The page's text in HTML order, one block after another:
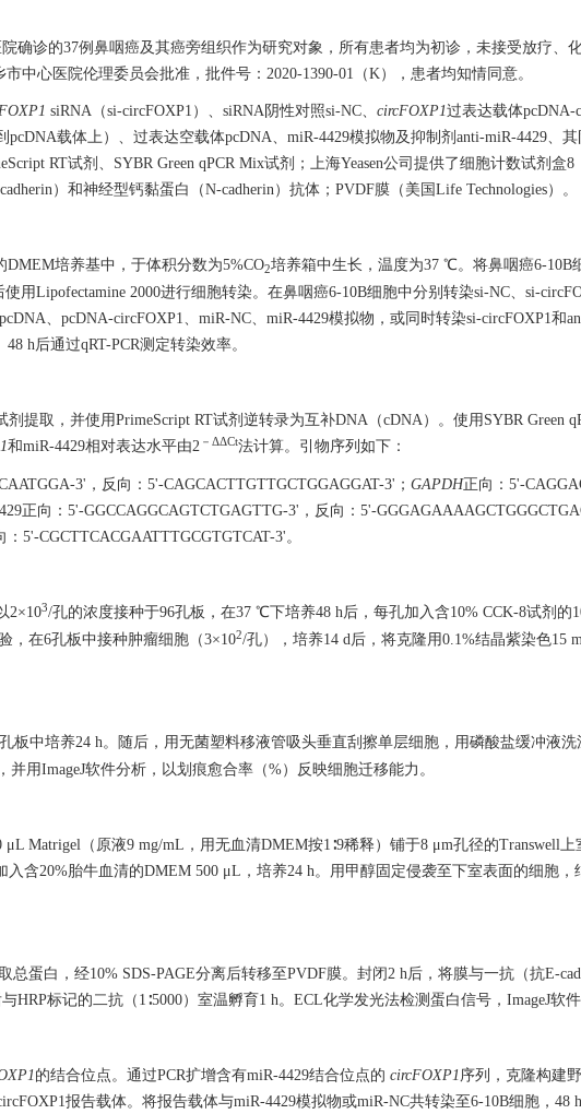
确诊的37例鼻咽癌及其癌旁组织作为研究对象，所有患者均为初诊，未接受放疗、
中心医院伦理委员会批准，批件号：2020-1390-01（K），患者均知情同意。
siRNA（si-circFOXP1）、siRNA阴性对照si-NC、 circFOXP1过表达载体pcDNA-
pcDNA载体上）、过表达空载体pcDNA、miR-4429模拟物及抑制剂anti-miR-4429、
RT试剂、SYBR Green qPCR Mix试剂；上海Yeasen公司提供了细胞计数试剂盒8
）和神经型钙黏蛋白（N-cadherin）抗体；PVDF膜（美国Life Technologies）。
培养基中，于体积分数为5%CO2培养箱中生长，温度为37 ℃。将鼻咽癌6-10B
用Lipofectamine 2000进行细胞转染。在鼻咽癌6-10B细胞中分别转染si-NC、si-
、pcDNA-circFOXP1、miR-NC、miR-4429模拟物，或同时转染si-circFOXP1和
h后通过qRT-PCR测定转染效率。
提取，并使用PrimeScript RT试剂逆转录为互补DNA（cDNA）。使用SYBR Green
和miR-4429相对表达水平由2 －ΔΔCt法计算。引物序列如下：
3'，反向：5'-CAGCACTTGTTGCTGGAGGAT-3'； GAPDH正向：5'-
正向：5'-GGCCAGGCAGTCTGAGTTG-3'，反向：5'-
5'-CGCTTCACGAATTTGCGTGTCAT-3'。
2×103/孔的浓度接种于96孔板，在37 ℃下培养48 h后，每孔加入含10% CCK-8试剂的
，在6孔板中接种肿瘤细胞（3×102/孔），培养14 d后，将克隆用0.1%结晶紫染色15
板中培养24 h。随后，用无菌塑料移液管吸头垂直刮擦单层细胞，用磷酸盐缓冲液
用ImageJ软件分析，以划痕愈合率（%）反映细胞迁移能力。
Matrigel（原液9 mg/mL，用无血清DMEM按1∶9稀释）铺于8 μm孔径的Transwell
含20%胎牛血清的DMEM 500 μL，培养24 h。用甲醇固定侵袭至下室表面的细胞
总蛋白，经10% SDS-PAGE分离后转移至PVDF膜。封闭2 h后，将膜与一抗（抗E-
HRP标记的二抗（1∶5000）室温孵育1 h。ECL化学发光法检测蛋白信号，ImageJ软件
的结合位点。通过PCR扩增含有miR-4429结合位点的 circFOXP1序列，克隆构建
报告载体。将报告载体与miR-4429模拟物或miR-NC共转染至6-10B细胞，48